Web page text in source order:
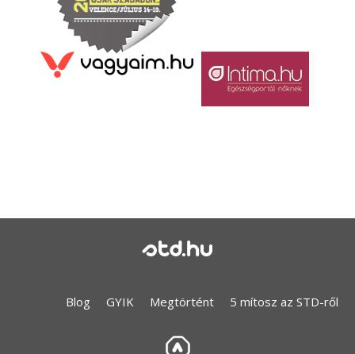
std.hu
Blog GYIK Megtörtént 5 mítosz az STD-ről